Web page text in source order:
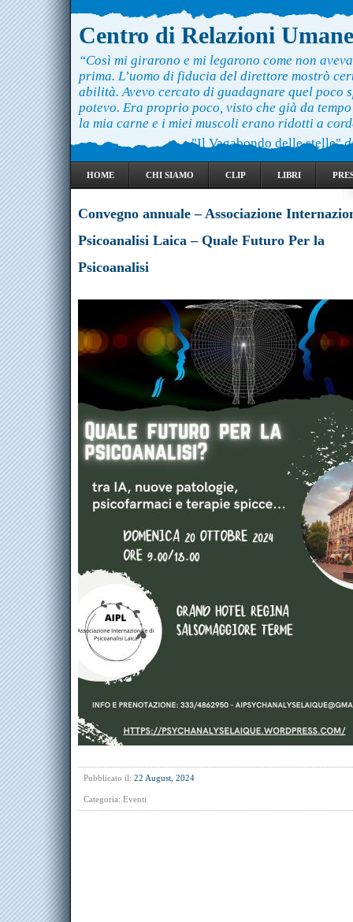
Centro di Relazioni Umane
“Così mi girarono e mi legarono come non
prima. L’uomo di fiducia del direttore mostrò
abilità. Avevo cercato di guadagnare quel poco
potevo. Era proprio poco, visto che già da
la mia carne e i miei muscoli erano ridotti a
"Il Vagabondo delle stelle"
HOME CHI SIAMO CLIP LIBRI
Convegno annuale – Associazione
Psicoanalisi Laica – Quale Futuro Per la
Psicoanalisi
Pubblicato il: 22 August, 2024
Categoria: Eventi